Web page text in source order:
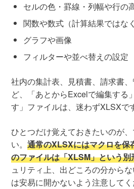
セルの色・罫線・列幅や行の
関数や数式（計算結果ではな
グラフや画像
フィルターや並べ替えの設定
社内の集計表、見積書、請求書
ど、「あとからExcelで編集する
す」ファイルは、迷わずXLSXで
ひとつだけ覚えておきたいのが
い。通常のXLSXにはマクロを保
のファイルは「XLSM」という
ュリティ上、出どころの分から
は安易に開かないよう注意してく